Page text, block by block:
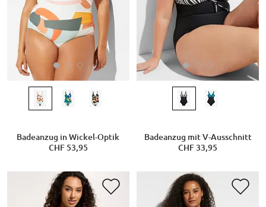
Badeanzug in Wickel-Optik
CHF 53,95
Badeanzug mit V-Ausschnitt
CHF 33,95